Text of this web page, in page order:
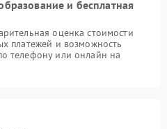
и бесплатная
оценка стоимости
платежей и возможность
телефону или онлайн на